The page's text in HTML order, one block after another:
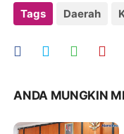
Tags Daerah
ANDA MUNGKIN